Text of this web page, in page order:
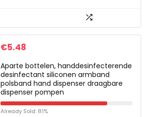
€5.48
Aparte bottelen, handdesinfecterende
desinfectant siliconen armband
polsband hand dispenser draagbare
dispenser pompen
Already Sold: 81%